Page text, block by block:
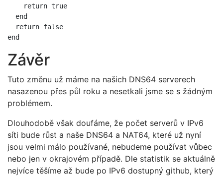
    return true
  end
  return false
Závěr
Tuto změnu už máme na našich DNS64 serverech
nasazenou přes půl roku a nesetkali jsme se s žádným
problémem.
Dlouhodobě však doufáme, že počet serverů v IPv6
síti bude růst a naše DNS64 a NAT64, které už nyní
jsou velmi málo používané, nebudeme používat vůbec
nebo jen v okrajovém případě. Dle statistik se aktuálně
nejvíce těšíme až bude po IPv6 dostupný github, který